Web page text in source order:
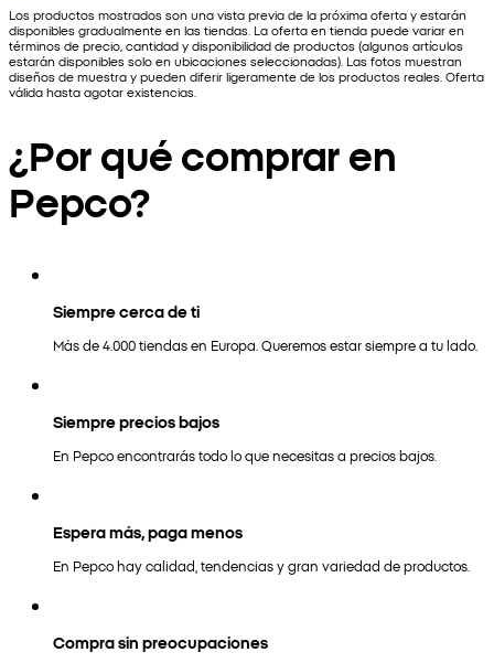
Los productos mostrados son una vista previa de la próxima oferta y estarán
disponibles gradualmente en las tiendas. La oferta en tienda puede variar en
términos de precio, cantidad y disponibilidad de productos (algunos artículos
estarán disponibles solo en ubicaciones seleccionadas). Las fotos muestran
diseños de muestra y pueden diferir ligeramente de los productos reales. Oferta
válida hasta agotar existencias.
¿Por qué comprar en
Pepco?
Siempre cerca de ti
Más de 4.000 tiendas en Europa. Queremos estar siempre a tu lado.
Siempre precios bajos
En Pepco encontrarás todo lo que necesitas a precios bajos.
Espera más, paga menos
En Pepco hay calidad, tendencias y gran variedad de productos.
Compra sin preocupaciones